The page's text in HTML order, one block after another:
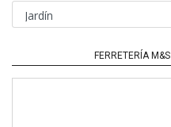
FERRETERÍA M&S